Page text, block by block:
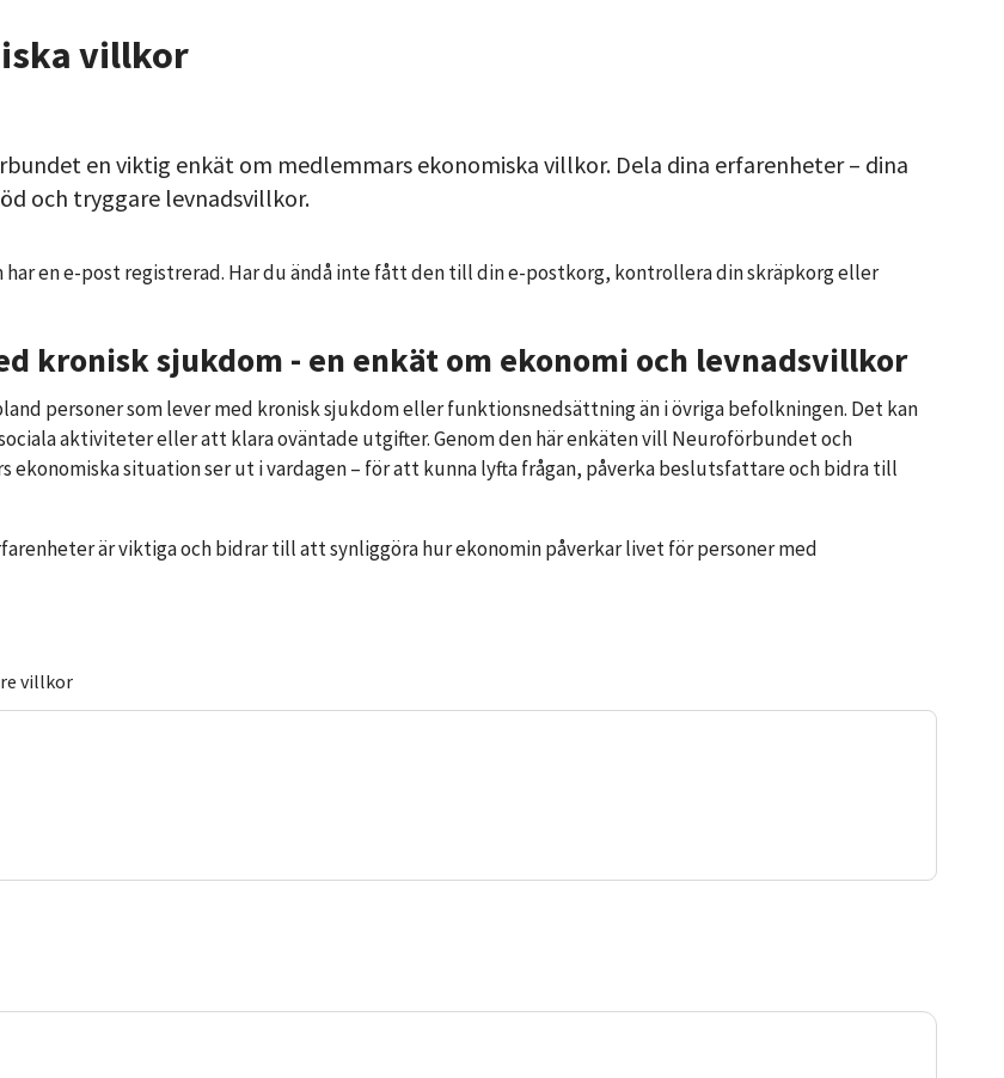
villkor
en viktig enkät om medlemmars ekonomiska villkor. Dela dina erfarenheter – dina
och tryggare levnadsvillkor.
en e-post registrerad. Har du ändå inte fått den till din e-postkorg, kontrollera din skräpkorg eller
kronisk sjukdom - en enkät om ekonomi och levnadsvillkor
personer som lever med kronisk sjukdom eller funktionsnedsättning än i övriga befolkningen. Det kan
aktiviteter eller att klara oväntade utgifter. Genom den här enkäten vill Neuroförbundet och
situation ser ut i vardagen – för att kunna lyfta frågan, påverka beslutsfattare och bidra till
är viktiga och bidrar till att synliggöra hur ekonomin påverkar livet för personer med
villkor